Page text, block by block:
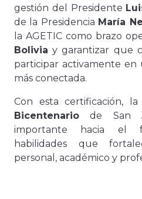
gestión del Presidente
de la Presidencia María
la AGETIC como brazo
Bolivia y garantizar que
participar activamente en
más conectada.
Con esta certificación, la
Bicentenario de San
importante hacia el
habilidades que
personal, académico y